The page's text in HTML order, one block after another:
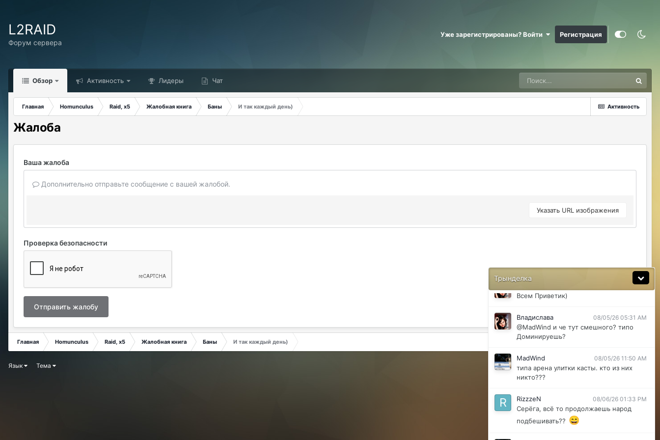
L2RAID
Форум сервера
Уже зарегистрированы? Войти Регистрация
Обзор Активность Лидеры Чат
Активность
Главная Homunculus Raid, x5 Жалобная книга Баны И так каждый день)
Жалоба
Ваша жалоба
Дополнительно отправьте сообщение с вашей жалобой.
Указать URL изображения
Проверка безопасности
Отправить жалобу
Главная Homunculus Raid, x5 Жалобная книга Баны И так каждый день)
Трынделка
ДусяАгрегаТ 08/04/26 09:23 AM
Последние два клана с сервера вышли
Justina 08/04/26 10:24 AM
@ДусяАгрегаТ например какие?
Арена Улитки Касты не вижу не кого (
Justina 08/04/26 11:33 AM
ДусяАгрегаТ 08/04/26 11:37 AM
08/05/26 05:30 AM
Всем Приветик)
Владислава 08/05/26 05:31 AM
@MadWind и че тут смешного? типо
Доминируешь?
MadWind 08/05/26 11:50 AM
типа арена улитки касты. кто из них
никто???
RizzzeN 08/06/26 01:33 PM
Серёга, всё то продолжаешь народ
подбешивать?? 😄
Язык Тема Powered by Invision Community